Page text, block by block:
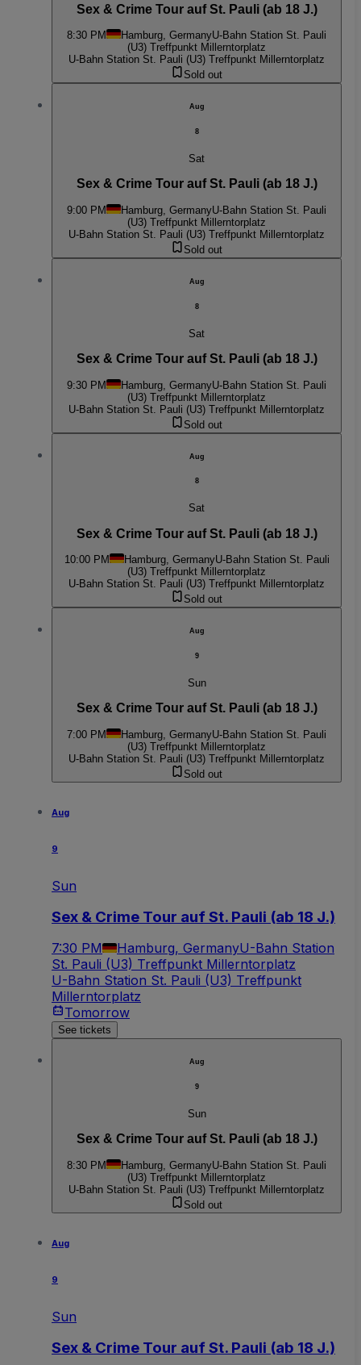
Sex & Crime Tour auf St. Pauli (ab 18 J.)
8:30 PM Hamburg, GermanyU-Bahn Station St. Pauli
(U3) Treffpunkt Millerntorplatz
U-Bahn Station St. Pauli (U3) Treffpunkt Millerntorplatz
Sold out
Aug
8
Sat
Sex & Crime Tour auf St. Pauli (ab 18 J.)
9:00 PM Hamburg, GermanyU-Bahn Station St. Pauli
(U3) Treffpunkt Millerntorplatz
U-Bahn Station St. Pauli (U3) Treffpunkt Millerntorplatz
Sold out
Aug
8
Sat
Sex & Crime Tour auf St. Pauli (ab 18 J.)
9:30 PM Hamburg, GermanyU-Bahn Station St. Pauli
(U3) Treffpunkt Millerntorplatz
U-Bahn Station St. Pauli (U3) Treffpunkt Millerntorplatz
Sold out
Aug
8
Sat
Sex & Crime Tour auf St. Pauli (ab 18 J.)
10:00 PM Hamburg, GermanyU-Bahn Station St. Pauli
(U3) Treffpunkt Millerntorplatz
U-Bahn Station St. Pauli (U3) Treffpunkt Millerntorplatz
Sold out
Aug
9
Sun
Sex & Crime Tour auf St. Pauli (ab 18 J.)
7:00 PM Hamburg, GermanyU-Bahn Station St. Pauli
(U3) Treffpunkt Millerntorplatz
U-Bahn Station St. Pauli (U3) Treffpunkt Millerntorplatz
Sold out
Aug
9
Sun
Sex & Crime Tour auf St. Pauli (ab 18 J.)
7:30 PM Hamburg, GermanyU-Bahn Station
St. Pauli (U3) Treffpunkt Millerntorplatz
U-Bahn Station St. Pauli (U3) Treffpunkt
Millerntorplatz
Tomorrow
See tickets
Aug
9
Sun
Sex & Crime Tour auf St. Pauli (ab 18 J.)
8:30 PM Hamburg, GermanyU-Bahn Station St. Pauli
(U3) Treffpunkt Millerntorplatz
U-Bahn Station St. Pauli (U3) Treffpunkt Millerntorplatz
Sold out
Aug
9
Sun
Sex & Crime Tour auf St. Pauli (ab 18 J.)